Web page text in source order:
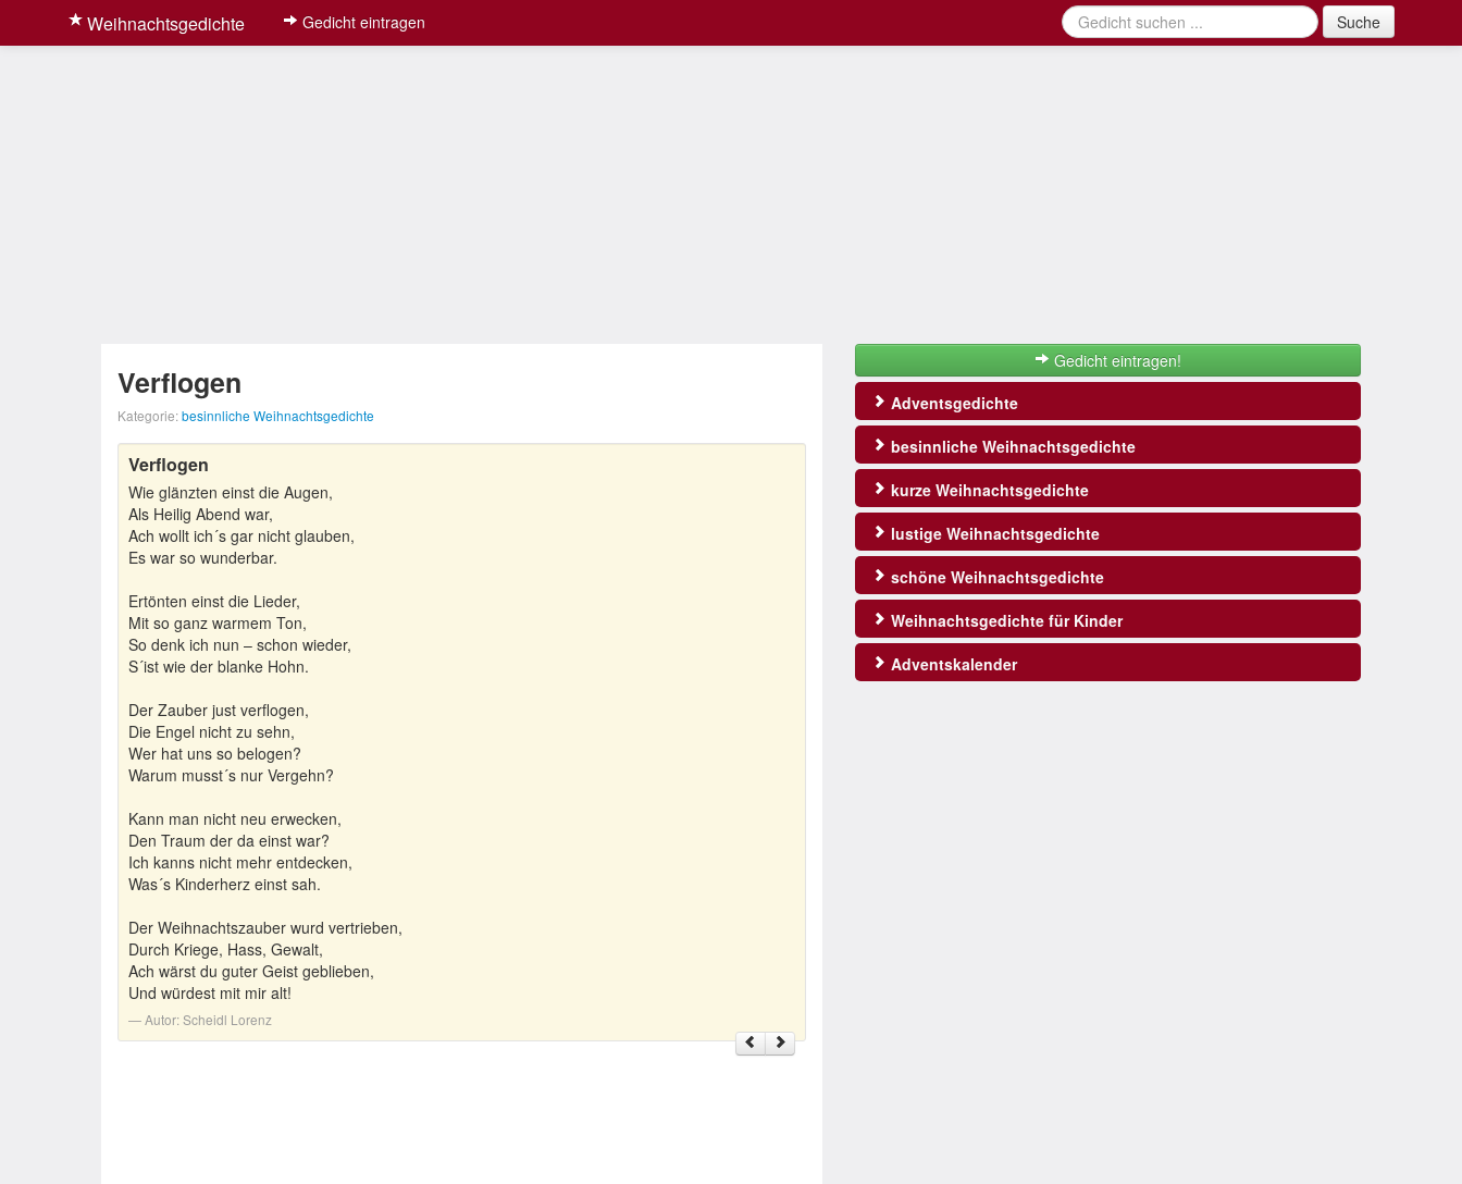
Weihnachtsgedichte Gedicht eintragen Suche
Verflogen
Kategorie:besinnliche Weihnachtsgedichte
Verflogen
Wie glänzten einst die Augen,
Als Heilig Abend war,
Ach wollt ich´s gar nicht glauben,
Es war so wunderbar.
Ertönten einst die Lieder,
Mit so ganz warmem Ton,
So denk ich nun – schon wieder,
S´ist wie der blanke Hohn.
Der Zauber just verflogen,
Die Engel nicht zu sehn,
Wer hat uns so belogen?
Warum musst´s nur Vergehn?
Kann man nicht neu erwecken,
Den Traum der da einst war?
Ich kanns nicht mehr entdecken,
Was´s Kinderherz einst sah.
Der Weihnachtszauber wurd vertrieben,
Durch Kriege, Hass, Gewalt,
Ach wärst du guter Geist geblieben,
Und würdest mit mir alt!
Autor:Scheidl Lorenz
Gedicht eintragen!
Adventsgedichte
besinnliche Weihnachtsgedichte
kurze Weihnachtsgedichte
lustige Weihnachtsgedichte
schöne Weihnachtsgedichte
Weihnachtsgedichte für Kinder
Adventskalender